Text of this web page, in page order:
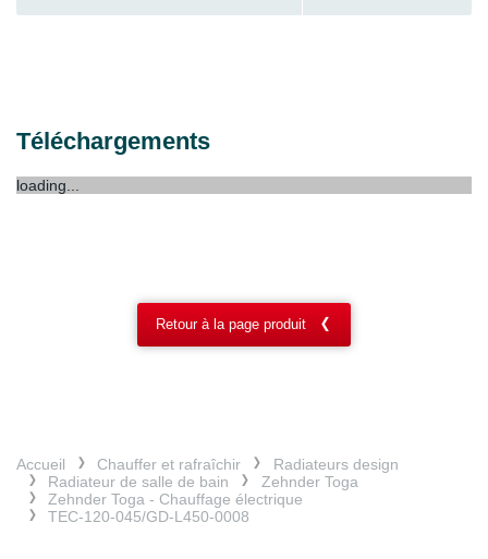
Téléchargements
loading...
Retour à la page produit
Accueil Chauffer et rafraîchir
Radiateurs design
Radiateur de salle de bain
Zehnder Toga
Zehnder Toga - Chauffage électrique
TEC-120-045/GD-L450-0008